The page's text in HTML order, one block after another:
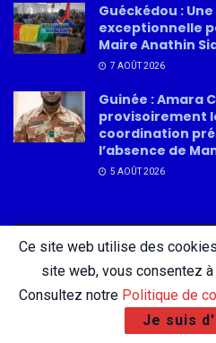
Guéckédou :
exceptionnelle
Maire Anathin
7 AOÛT 2026
Guinée : Amara
provisoirement
coordination
l’absence de
5 AOÛT 2026
About Advertise Privacy &
© 2026 AfricatureMedia.com - Tous
Ce site web utilise des
site web, vous consentez
Consultez notre Politique de
Je suis